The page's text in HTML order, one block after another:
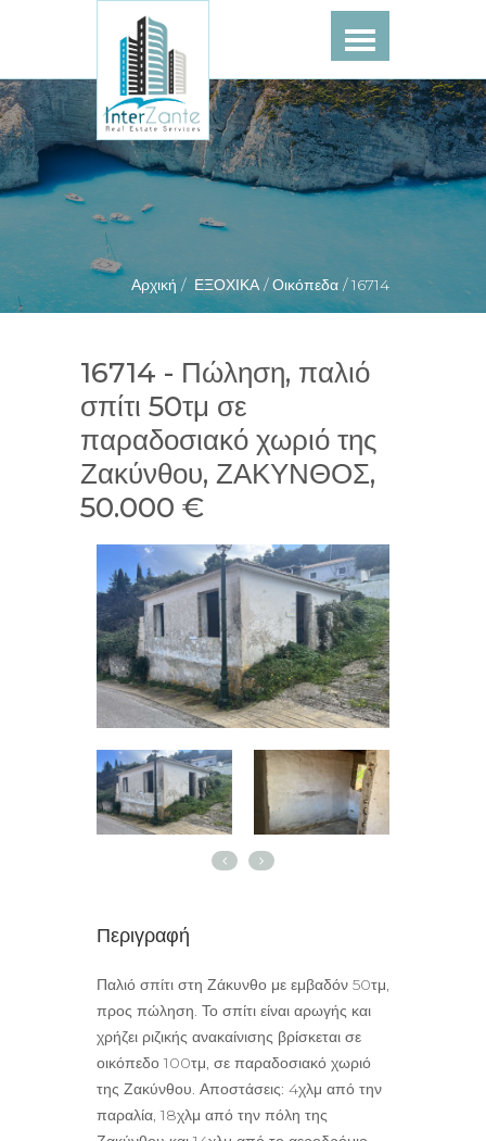
Αρχική / ΕΞΟΧΙΚΑ /Οικόπεδα /16714
16714 - Πώληση, παλιό
σπίτι 50τμ σε
παραδοσιακό χωριό της
Ζακύνθου, ΖΑΚΥΝΘΟΣ,
50.000 €
Περιγραφή
Παλιό σπίτι στη Ζάκυνθο με εμβαδόν 50τμ,
προς πώληση. Το σπίτι είναι αρωγής και
χρήζει ριζικής ανακαίνισης βρίσκεται σε
οικόπεδο 100τμ, σε παραδοσιακό χωριό
της Ζακύνθου. Αποστάσεις: 4χλμ από την
παραλία, 18χλμ από την πόλη της